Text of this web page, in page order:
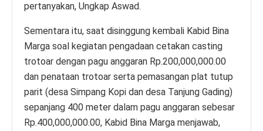
pertanyakan, Ungkap Aswad.
Sementara itu, saat disinggung kembali Kabid Bina
Marga soal kegiatan pengadaan cetakan casting
trotoar dengan pagu anggaran Rp.200,000,000.00
dan penataan trotoar serta pemasangan plat tutup
parit (desa Simpang Kopi dan desa Tanjung Gading)
sepanjang 400 meter dalam pagu anggaran sebesar
Rp.400,000,000.00, Kabid Bina Marga menjawab,